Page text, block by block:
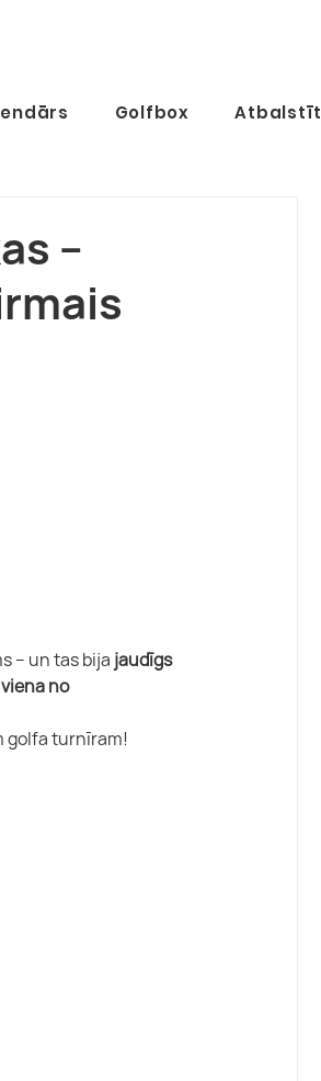
Golfbox Atbalstīt
–
– un tas bija jaudīgs
no
golfa turnīram!